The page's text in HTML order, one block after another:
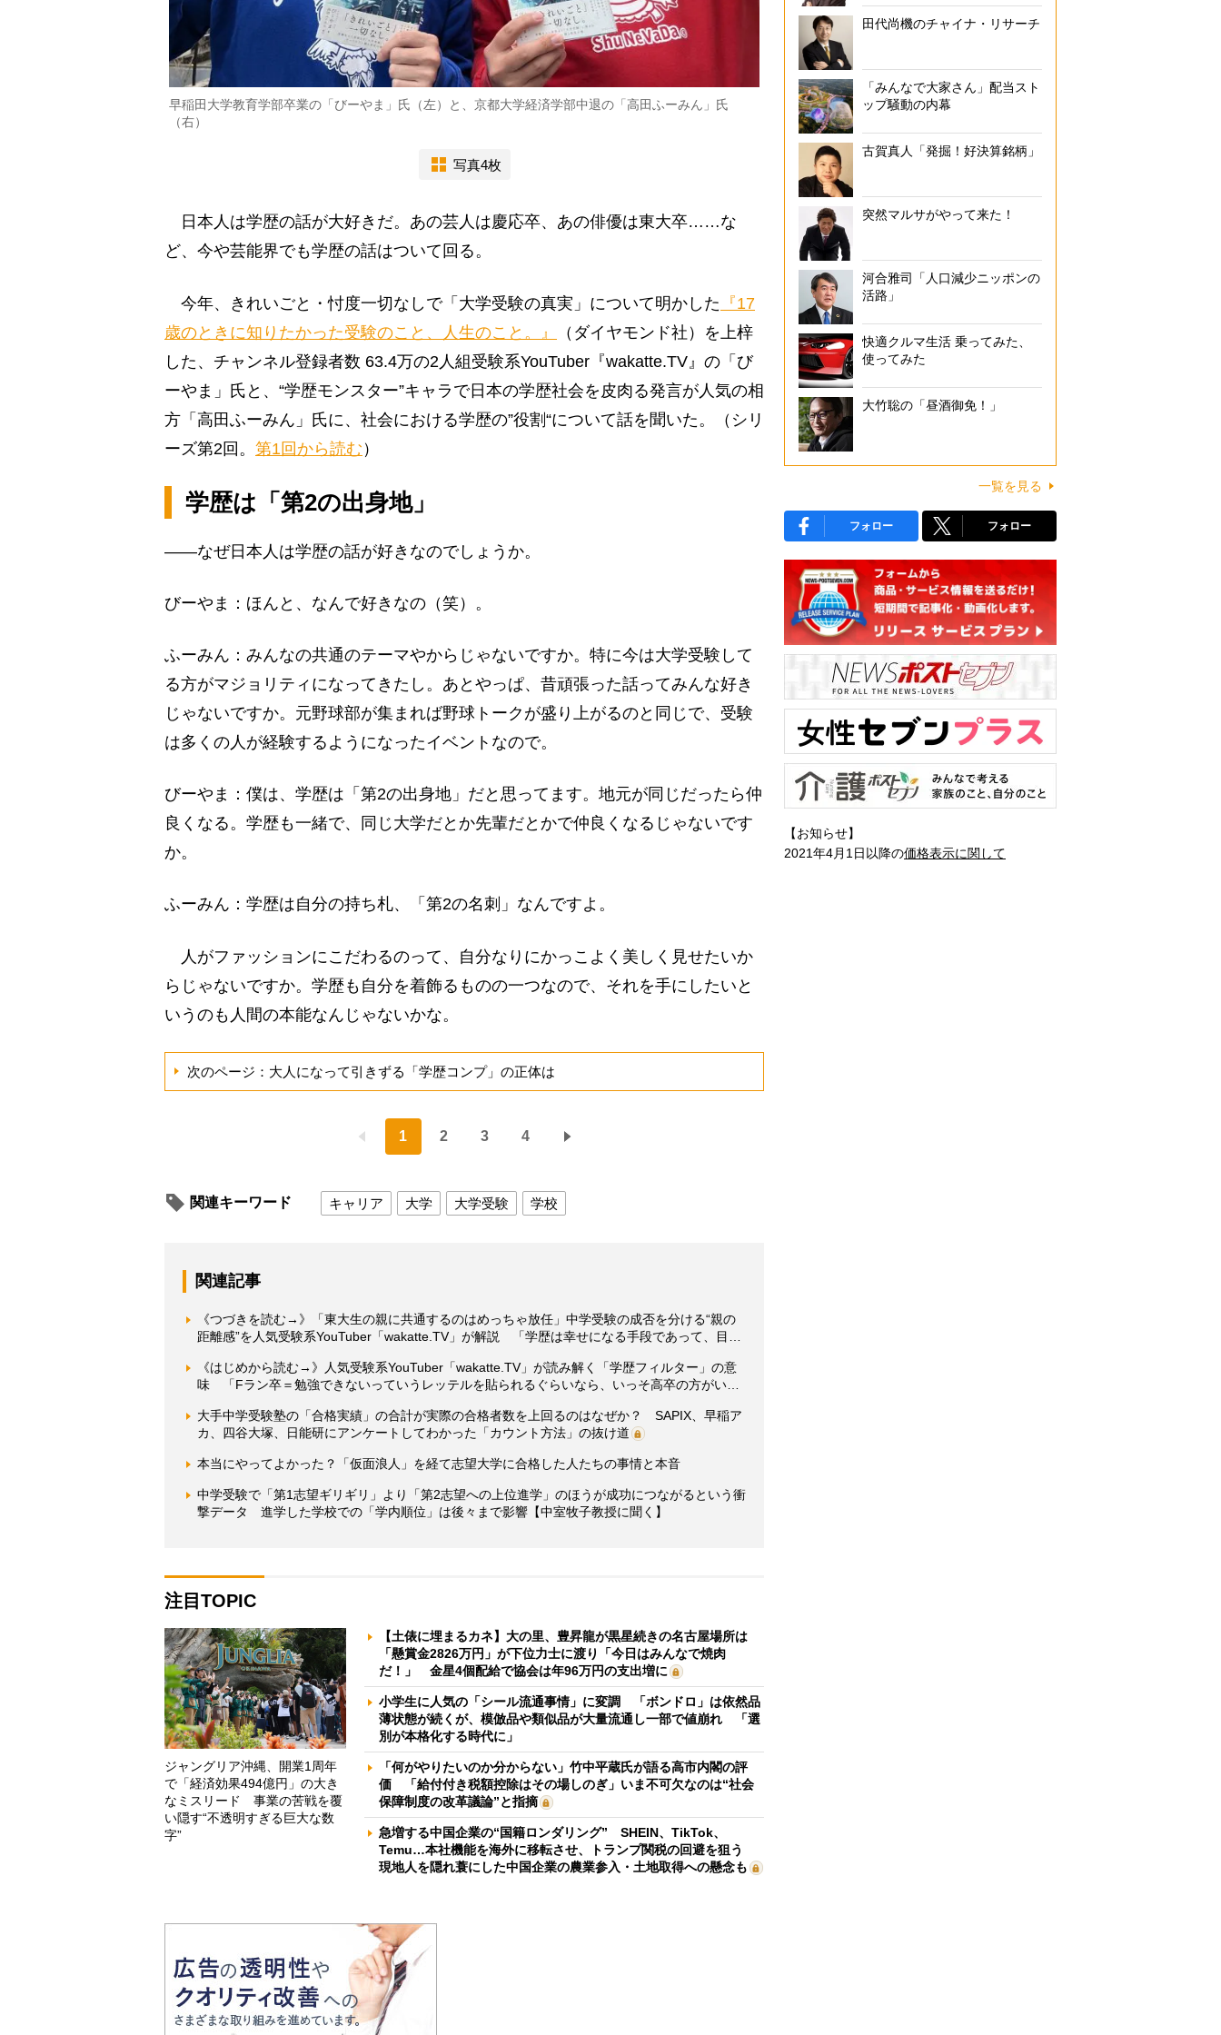
早稲田大学教育学部卒業の「びーやま」氏（左）と、京都大学経済学部中退の「高田ふーみん」氏
（右）
写真4枚
日本人は学歴の話が大好きだ。あの芸人は慶応卒、あの俳優は東大卒……な
ど、今や芸能界でも学歴の話はついて回る。
今年、きれいごと・忖度一切なしで「大学受験の真実」について明かした 『17
歳のときに知りたかった受験のこと、人生のこと。』
（ダイヤモンド社）を上梓
した、チャンネル登録者数 63.4万の2人組受験系YouTuber『wakatte.TV』の「び
ーやま」氏と、“学歴モンスター”キャラで日本の学歴社会を皮肉る発言が人気の相
方「高田ふーみん」氏に、社会における学歴の”役割“について話を聞いた。（シリ
ーズ第2回。 第1回から読む ）
学歴は「第2の出身地」
――なぜ日本人は学歴の話が好きなのでしょうか。
びーやま：ほんと、なんで好きなの（笑）。
ふーみん：みんなの共通のテーマやからじゃないですか。特に今は大学受験して
る方がマジョリティになってきたし。あとやっぱ、昔頑張った話ってみんな好き
じゃないですか。元野球部が集まれば野球トークが盛り上がるのと同じで、受験
は多くの人が経験するようになったイベントなので。
びーやま：僕は、学歴は「第2の出身地」だと思ってます。地元が同じだったら仲
良くなる。学歴も一緒で、同じ大学だとか先輩だとかで仲良くなるじゃないです
か。
ふーみん：学歴は自分の持ち札、「第2の名刺」なんですよ。
人がファッションにこだわるのって、自分なりにかっこよく美しく見せたいか
らじゃないですか。学歴も自分を着飾るものの一つなので、それを手にしたいと
いうのも人間の本能なんじゃないかな。
次のページ：大人になって引きずる「学歴コンプ」の正体は
1 2 3 4
関連キーワード キャリア 大学 大学受験 学校
関連記事
《つづきを読む→》「東大生の親に共通するのはめっちゃ放任」中学受験の成否を分ける“親の
距離感”を人気受験系YouTuber「wakatte.TV」が解説 「学歴は幸せになる手段であって、目…
《はじめから読む→》人気受験系YouTuber「wakatte.TV」が読み解く「学歴フィルター」の意
味 「Fラン卒＝勉強できないっていうレッテルを貼られるぐらいなら、いっそ高卒の方がい…
大手中学受験塾の「合格実績」の合計が実際の合格者数を上回るのはなぜか？ SAPIX、早稲ア
カ、四谷大塚、日能研にアンケートしてわかった「カウント方法」の抜け道
本当にやってよかった？「仮面浪人」を経て志望大学に合格した人たちの事情と本音
中学受験で「第1志望ギリギリ」より「第2志望への上位進学」のほうが成功につながるという衝
撃データ 進学した学校での「学内順位」は後々まで影響【中室牧子教授に聞く】
注目TOPIC
ジャングリア沖縄、開業1周年
で「経済効果494億円」の大き
なミスリード 事業の苦戦を覆
い隠す“不透明すぎる巨大な数
字”
【土俵に埋まるカネ】大の里、豊昇龍が黒星続きの名古屋場所は
「懸賞金2826万円」が下位力士に渡り「今日はみんなで焼肉
だ！」 金星4個配給で協会は年96万円の支出増に
小学生に人気の「シール流通事情」に変調 「ボンドロ」は依然品
薄状態が続くが、模倣品や類似品が大量流通し一部で値崩れ 「選
別が本格化する時代に」
「何がやりたいのか分からない」竹中平蔵氏が語る高市内閣の評
価 「給付付き税額控除はその場しのぎ」いま不可欠なのは“社会
保障制度の改革議論”と指摘
急増する中国企業の“国籍ロンダリング” SHEIN、TikTok、
Temu…本社機能を海外に移転させ、トランプ関税の回避を狙う
現地人を隠れ蓑にした中国企業の農業参入・土地取得への懸念も
田代尚機のチャイナ・リサーチ
「みんなで大家さん」配当スト
ップ騒動の内幕
古賀真人「発掘！好決算銘柄」
突然マルサがやって来た！
河合雅司「人口減少ニッポンの
活路」
快適クルマ生活 乗ってみた、
使ってみた
大竹聡の「昼酒御免！」
一覧を見る
フォロー フォロー
【お知らせ】
2021年4月1日以降の価格表示に関して